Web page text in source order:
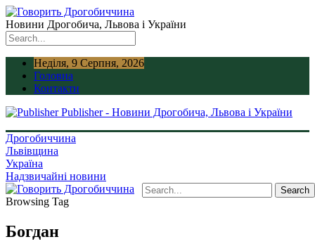
Новини Дрогобича, Львова і України
Неділя, 9 Серпня, 2026
Головна
Контакти
Publisher - Новини Дрогобича, Львова і України
Дрогобиччина
Львівщина
Україна
Надзвичайні новини
Browsing Tag
Богдан